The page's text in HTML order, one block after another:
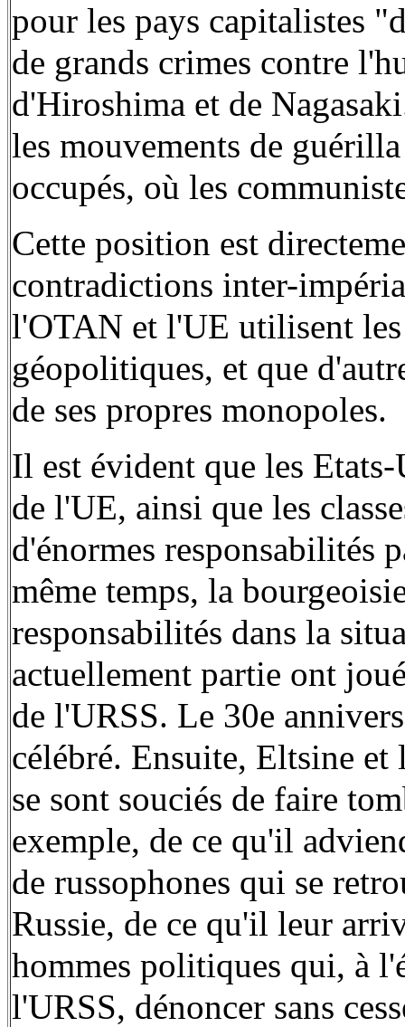
pour les pays capitalistes
de grands crimes contre
d'Hiroshima et de
les mouvements de
occupés, où les
Cette position est
contradictions inter-
l'OTAN et l'UE utilisent les
géopolitiques, et que
de ses propres monopoles.
Il est évident que les
de l'UE, ainsi que les
d'énormes responsabilités
même temps, la
responsabilités dans la
actuellement partie ont
de l'URSS. Le 30e
célébré. Ensuite, Eltsine
se sont souciés de faire
exemple, de ce qu'il
de russophones qui se
Russie, de ce qu'il leur
hommes politiques qui, à
l'URSS, dénoncer sans